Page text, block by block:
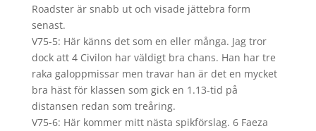
Roadster är snabb ut och visade jättebra form
senast.
V75-5: Här känns det som en eller många. Jag tror
dock att 4 Civilon har väldigt bra chans. Han har tre
raka galoppmissar men travar han är det en mycket
bra häst för klassen som gick en 1.13-tid på
distansen redan som treåring.
V75-6: Här kommer mitt nästa spikförslag. 6 Faeza